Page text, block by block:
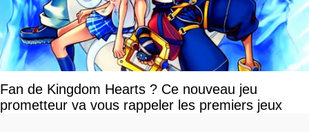
Fan de Kingdom Hearts ? Ce nouveau jeu
prometteur va vous rappeler les premiers jeux